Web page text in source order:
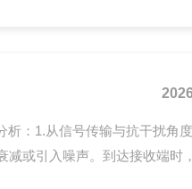
析：1.从信号传输与抗干扰
减或引入噪声。到达接收端时